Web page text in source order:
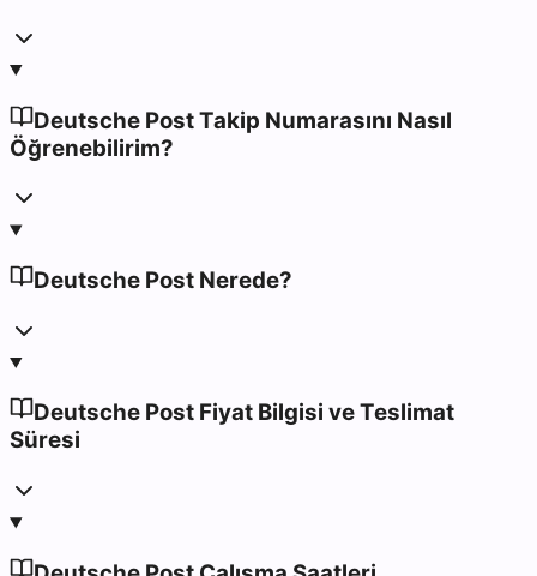
Deutsche Post Takip Numarasını Nasıl
Öğrenebilirim?
Deutsche Post Nerede?
Deutsche Post Fiyat Bilgisi ve Teslimat
Süresi